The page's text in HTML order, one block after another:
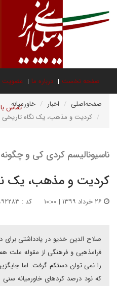
صفحه نخست درباره ما عضویت
تماس صفحه‌اصلی اخبار
خاورمیانه
کردیت و مذهب، یک نگاه تاریخی
ناسیونالیسم کردی کی و چگونه
کردیت و مذهب، یک
کد : ۱۹۹۲۲۸۳
صلاح الدین خدیو در یادداشتی برای
فرامذهبی و فرهنگی از مقوله
را نمی توان دستکم گرفت. اما
که نود درصد کردهای خاورمیانه